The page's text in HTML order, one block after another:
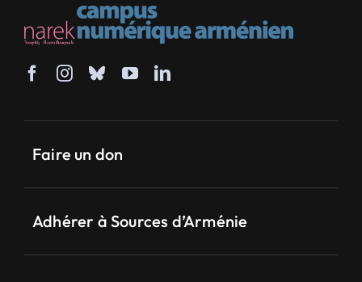
Faire un don
Adhérer à Sources d’Arménie